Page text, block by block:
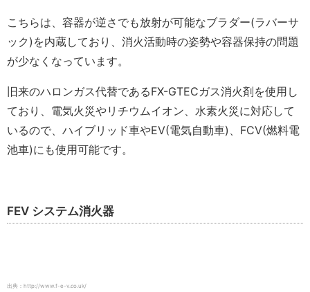
こちらは、容器が逆さでも放射が可能なブラダー(ラバーサ
ック)を内蔵しており、消火活動時の姿勢や容器保持の問題
が少なくなっています。
旧来のハロンガス代替であるFX-GTECガス消火剤を使用し
ており、電気火災やリチウムイオン、水素火災に対応して
いるので、ハイブリッド車やEV(電気自動車)、FCV(燃料電
池車)にも使用可能です。
FEV システム消火器
出典：http://www.f-e-v.co.uk/